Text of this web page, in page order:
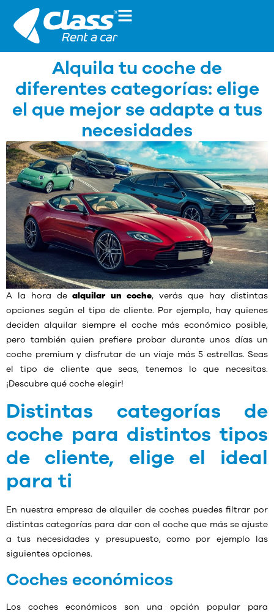
Alquila tu coche de
diferentes categorías: elige
el que mejor se adapte a tus
necesidades
A la hora de alquilar un coche, verás que hay distintas
opciones según el tipo de cliente. Por ejemplo, hay quienes
deciden alquilar siempre el coche más económico posible,
pero también quien prefiere probar durante unos días un
coche premium y disfrutar de un viaje más 5 estrellas. Seas
el tipo de cliente que seas, tenemos lo que necesitas.
¡Descubre qué coche elegir!
Distintas categorías de
coche para distintos tipos
de cliente, elige el ideal
para ti
En nuestra empresa de alquiler de coches puedes filtrar por
distintas categorías para dar con el coche que más se ajuste
a tus necesidades y presupuesto, como por ejemplo las
siguientes opciones.
Coches económicos
Los coches económicos son una opción popular para